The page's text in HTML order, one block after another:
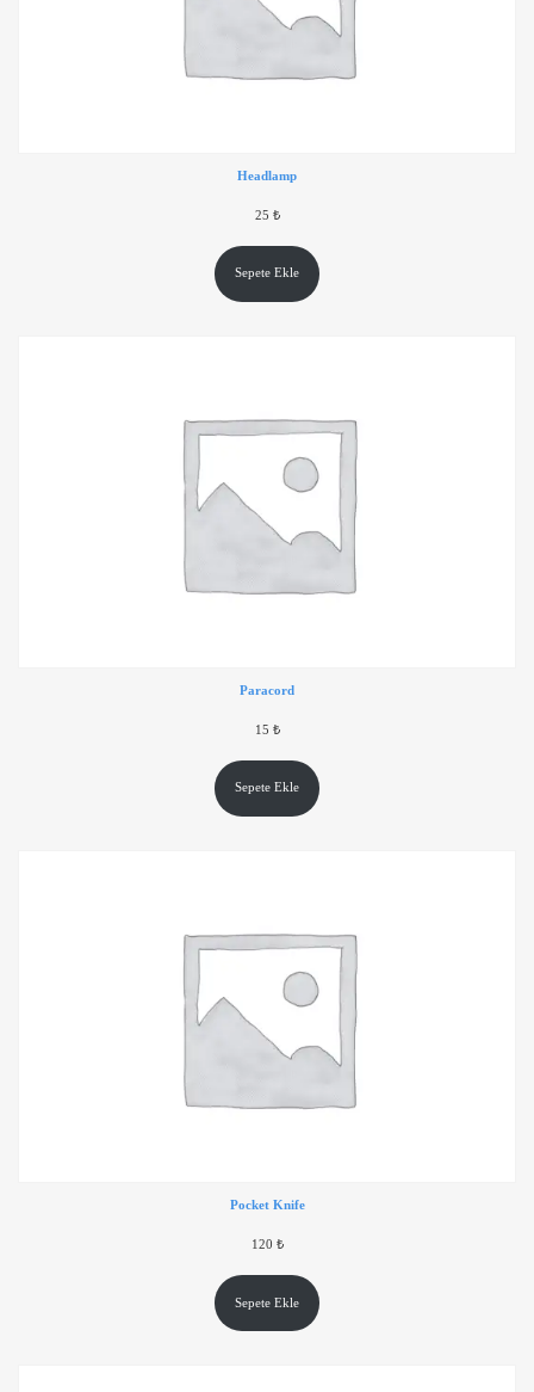
Headlamp
25 ₺
Sepete Ekle
Paracord
15 ₺
Sepete Ekle
Pocket Knife
120 ₺
Sepete Ekle